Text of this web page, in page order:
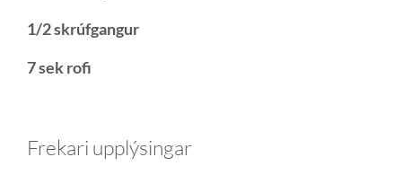
1/2 skrúfgangur
7 sek rofi
Frekari upplýsingar